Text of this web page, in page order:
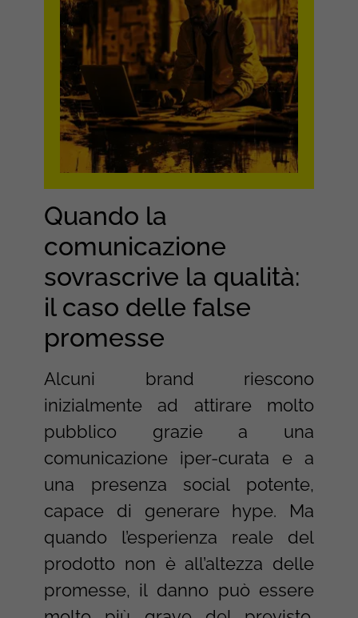
Quando la
comunicazione
sovrascrive la qualità:
il caso delle false
promesse
Alcuni brand riescono
inizialmente ad attirare molto
pubblico grazie a una
comunicazione iper-curata e a
una presenza social potente,
capace di generare hype. Ma
quando l’esperienza reale del
prodotto non è all’altezza delle
promesse, il danno può essere